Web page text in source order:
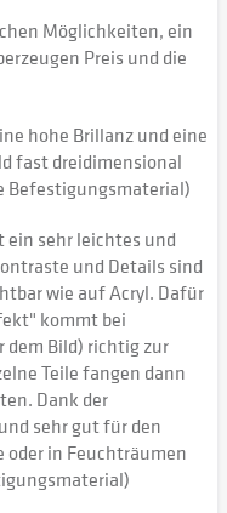
Möglichkeiten, ein
Preis und die
hohe Brillanz und eine
fast dreidimensional
Befestigungsmaterial)
ein sehr leichtes und
und Details sind
wie auf Acryl. Dafür
kommt bei
Bild) richtig zur
Teile fangen dann
Dank der
sehr gut für den
in Feuchträumen